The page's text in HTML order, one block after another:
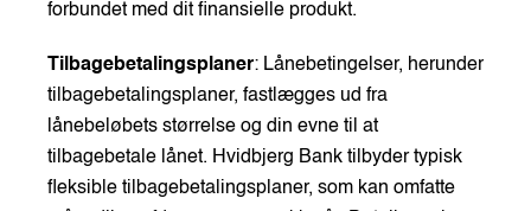
forbundet med dit finansielle produkt.
Tilbagebetalingsplaner: Lånebetingelser, herunder
tilbagebetalingsplaner, fastlægges ud fra
lånebeløbets størrelse og din evne til at
tilbagebetale lånet. Hvidbjerg Bank tilbyder typisk
fleksible tilbagebetalingsplaner, som kan omfatte